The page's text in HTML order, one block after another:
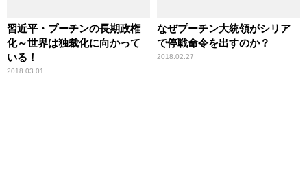
習近平・プーチンの長期政権
化～世界は独裁化に向かって
いる！
2018.03.01
なぜプーチン大統領がシリア
で停戦命令を出すのか？
2018.02.27